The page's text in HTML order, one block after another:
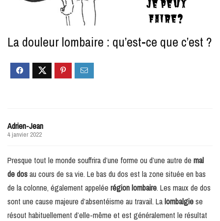
La douleur lombaire : qu’est-ce que c’est ?
Adrien-Jean
4 janvier 2022
Presque tout le monde souffrira d’une forme ou d’une autre de mal
de dosau cours de sa vie. Le bas du dos est la zone située en bas
de la colonne, également appelée région lombaire. Les maux de dos
sont une cause majeure d’absentéisme au travail. Lalombalgiese
résout habituellement d’elle-même et est généralement le résultat